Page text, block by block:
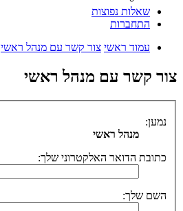
שאלות נפוצות
התחברות
עמוד ראשי צור קשר עם מנהל ראשי
צור קשר עם מנהל ראשי
נמען:
מנהל ראשי
כתובת הדואר האלקטרוני שלך:
השם שלך: